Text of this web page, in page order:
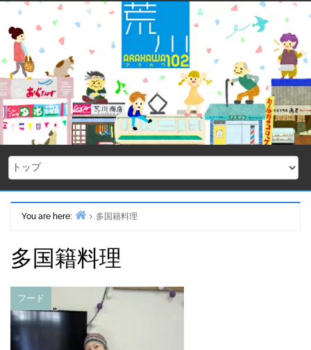
Skip
content
You are here:
多国籍料理
多国籍料理
フード